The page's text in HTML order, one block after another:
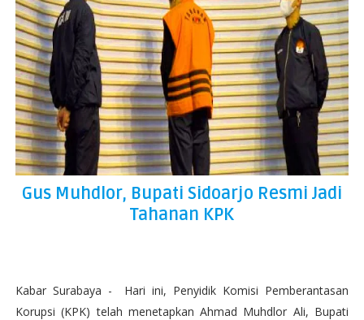
Gus Muhdlor, Bupati Sidoarjo Resmi Jadi
Tahanan KPK
Kabar Surabaya - Hari ini, Penyidik Komisi Pemberantasan
Korupsi (KPK) telah menetapkan Ahmad Muhdlor Ali, Bupati